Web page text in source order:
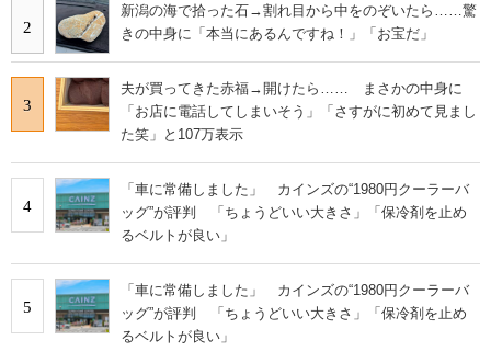
2
新潟の海で拾った石→割れ目から中をのぞいたら……驚
きの中身に「本当にあるんですね！」「お宝だ」
3
夫が買ってきた赤福→開けたら…… まさかの中身に
「お店に電話してしまいそう」「さすがに初めて見まし
た笑」と107万表示
4
「車に常備しました」 カインズの“1980円クーラーバ
ッグ”が評判 「ちょうどいい大きさ」「保冷剤を止め
るベルトが良い」
5
「車に常備しました」 カインズの“1980円クーラーバ
ッグ”が評判 「ちょうどいい大きさ」「保冷剤を止め
るベルトが良い」